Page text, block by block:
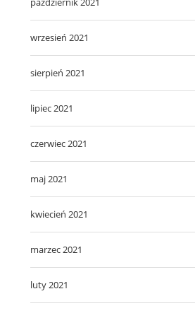
wrzesień 2021
sierpień 2021
lipiec 2021
czerwiec 2021
maj 2021
kwiecień 2021
marzec 2021
luty 2021